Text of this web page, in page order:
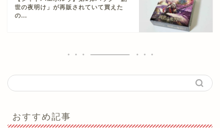
世の夜明け」が再販されていて買えた
の...
おすすめ記事